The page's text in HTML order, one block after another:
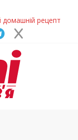
домашній рецепт
ваш напій?
за участь у
України (фото)